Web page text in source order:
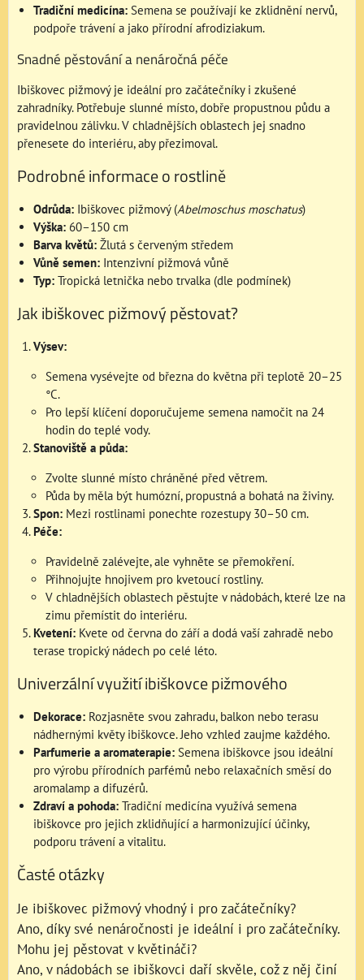
Tradiční medicína: Semena se používají ke zklidnění nervů,
podpoře trávení a jako přírodní afrodiziakum.
Snadné pěstování a nenáročná péče
Ibiškovec pižmový je ideální pro začátečníky i zkušené
zahradníky. Potřebuje slunné místo, dobře propustnou půdu a
pravidelnou zálivku. V chladnějších oblastech jej snadno
přenesete do interiéru, aby přezimoval.
Podrobné informace o rostlině
Odrůda: Ibiškovec pižmový (Abelmoschus moschatus)
Výška: 60–150 cm
Barva květů: Žlutá s červeným středem
Vůně semen: Intenzivní pižmová vůně
Typ: Tropická letnička nebo trvalka (dle podmínek)
Jak ibiškovec pižmový pěstovat?
Výsev:
Semena vysévejte od března do května při teplotě 20–25
°C.
Pro lepší klíčení doporučujeme semena namočit na 24
hodin do teplé vody.
Stanoviště a půda:
Zvolte slunné místo chráněné před větrem.
Půda by měla být humózní, propustná a bohatá na živiny.
Spon: Mezi rostlinami ponechte rozestupy 30–50 cm.
Péče:
Pravidelně zalévejte, ale vyhněte se přemokření.
Přihnojujte hnojivem pro kvetoucí rostliny.
V chladnějších oblastech pěstujte v nádobách, které lze na
zimu přemístit do interiéru.
Kvetení: Kvete od června do září a dodá vaší zahradě nebo
terase tropický nádech po celé léto.
Univerzální využití ibiškovce pižmového
Dekorace: Rozjasněte svou zahradu, balkon nebo terasu
nádhernými květy ibiškovce. Jeho vzhled zaujme každého.
Parfumerie a aromaterapie: Semena ibiškovce jsou ideální
pro výrobu přírodních parfémů nebo relaxačních směsí do
aromalamp a difuzérů.
Zdraví a pohoda: Tradiční medicína využívá semena
ibiškovce pro jejich zklidňující a harmonizující účinky,
podporu trávení a vitalitu.
Časté otázky
Je ibiškovec pižmový vhodný i pro začátečníky?
Ano, díky své nenáročnosti je ideální i pro začátečníky.
Mohu jej pěstovat v květináči?
Ano, v nádobách se ibiškovci daří skvěle, což z něj činí